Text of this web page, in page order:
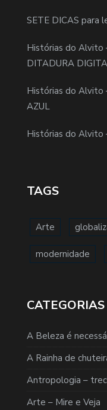
SETE DICAS para
Histórias do Alvito
DITADURA
Histórias do Alvito
AZUL
Histórias do Alvito
TAGS
Arte
modernidade
CATEGORIAS
A Beleza é
A Rainha de
Antropologia –
Arte – Mire e Veja